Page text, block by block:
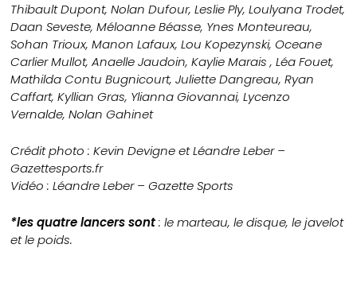
Thibault Dupont, Nolan Dufour, Leslie Ply, Loulyana Trodet,
Daan Seveste, Méloanne Béasse, Ynes Monteureau,
Sohan Trioux, Manon Lafaux, Lou Kopezynski, Oceane
Carlier Mullot, Anaelle Jaudoin, Kaylie Marais , Léa Fouet,
Mathilda Contu Bugnicourt, Juliette Dangreau, Ryan
Caffart, Kyllian Gras, Ylianna Giovannai, Lycenzo
Vernalde, Nolan Gahinet
Crédit photo : Kevin Devigne et Léandre Leber –
Gazettesports.fr
Vidéo : Léandre Leber – Gazette Sports
*les quatre lancers sont: le marteau, le disque, le javelot
et le poids.